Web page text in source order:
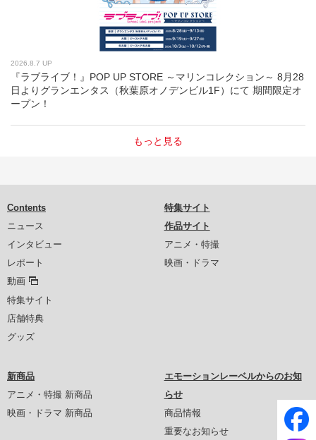
2026.8.7 UP
『ラブライブ！』POP UP STORE ～マリンコレクション～ 8月28
日よりグランエンタス（秋葉原オノデンビル1F）にて 期間限定オ
ープン！
もっと見る
Contents
ニュース
インタビュー
レポート
動画
特集サイト
店舗特典
グッズ
特集サイト
作品サイト
アニメ・特撮
映画・ドラマ
新商品
アニメ・特撮 新商品
映画・ドラマ 新商品
エモーションレーベルからのお知
らせ
商品情報
重要なお知らせ